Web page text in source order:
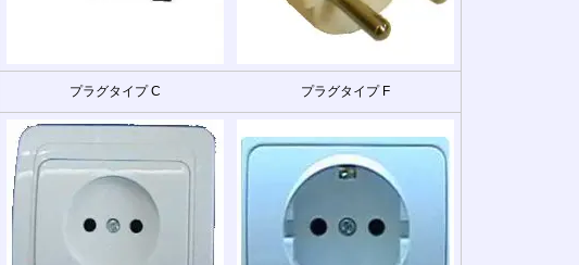
プラグタイプ C プラグタイプ F